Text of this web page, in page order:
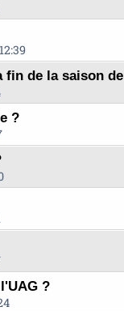
fin de la saison
?
?